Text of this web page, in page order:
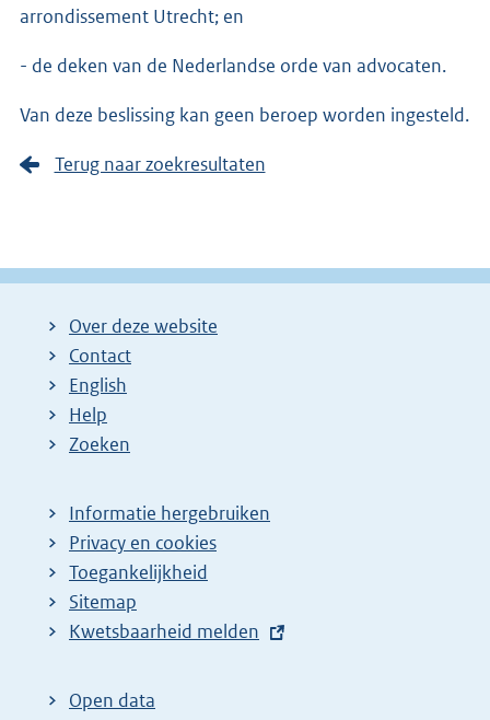
arrondissement Utrecht; en
- de deken van de Nederlandse orde van advocaten.
Van deze beslissing kan geen beroep worden ingesteld.
Terug naar zoekresultaten
Over deze website
Contact
English
Help
Zoeken
Informatie hergebruiken
Privacy en cookies
Toegankelijkheid
Sitemap
E
t
Kwetsbaarheid melden
Open data